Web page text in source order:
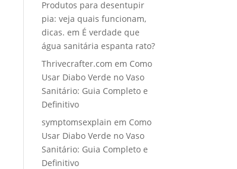
Produtos para desentupir
pia: veja quais funcionam,
dicas. em É verdade que
água sanitária espanta rato?
Thrivecrafter.com em Como
Usar Diabo Verde no Vaso
Sanitário: Guia Completo e
Definitivo
symptomsexplain em Como
Usar Diabo Verde no Vaso
Sanitário: Guia Completo e
Definitivo